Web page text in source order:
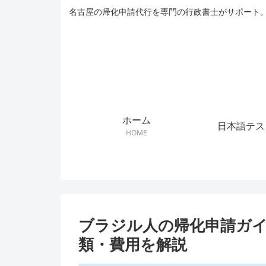
名古屋の帰化申請代行を専門の行政書士がサポー
ホーム
HOME
日本語テ
ブラジル人の帰化申請ガ
類・費用を解説